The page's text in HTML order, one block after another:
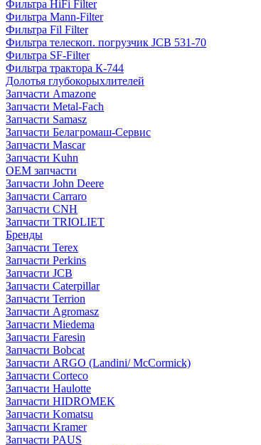
Фильтра HiFi Filter
Фильтра Mann-Filter
Фильтра Fil Filter
Фильтра телескоп. погрузчик JCB 531-70
Фильтра SF-Filter
Фильтра трактора К-744
Долотья глубокорыхлителей
Запчасти Amazone
Запчасти Metal-Fach
Запчасти Samasz
Запчасти Белагромаш-Сервис
Запчасти Mascar
Запчасти Kuhn
OEM запчасти
Запчасти John Deere
Запчасти Carraro
Запчасти CNH
Запчасти TRIOLIET
Бренды
Запчасти Terex
Запчасти Perkins
Запчасти JCB
Запчасти Caterpillar
Запчасти Terrion
Запчасти Agromasz
Запчасти Miedema
Запчасти Faresin
Запчасти Bobcat
Запчасти ARGO (Landini/ McCormick)
Запчасти Corteco
Запчасти Haulotte
Запчасти HIDROMEK
Запчасти Komatsu
Запчасти Kramer
Запчасти PAUS